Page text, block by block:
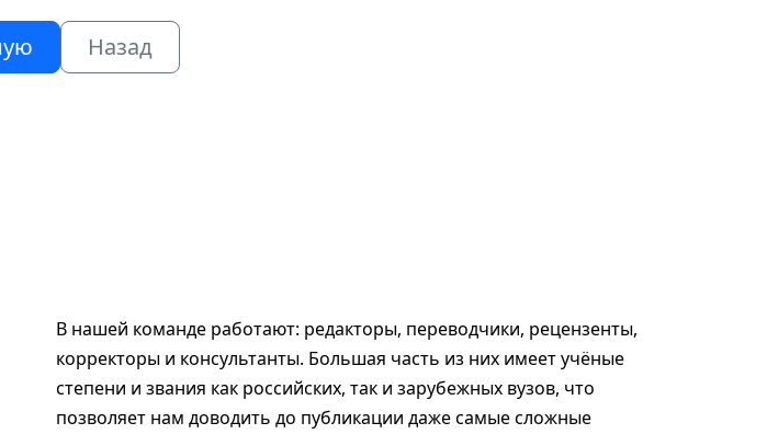
Назад
В нашей команде работают: редакторы, переводчики, рецензенты,
корректоры и консультанты. Большая часть из них имеет учёные
степени и звания как российских, так и зарубежных вузов, что
позволяет нам доводить до публикации даже самые сложные